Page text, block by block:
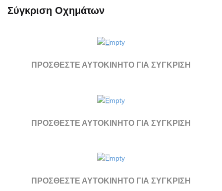
Σύγκριση Οχημάτων
ΠΡΟΣΘΕΣΤΕ ΑΥΤΟΚΙΝΗΤΟ ΓΙΑ ΣΥΓΚΡΙΣΗ
ΠΡΟΣΘΕΣΤΕ ΑΥΤΟΚΙΝΗΤΟ ΓΙΑ ΣΥΓΚΡΙΣΗ
ΠΡΟΣΘΕΣΤΕ ΑΥΤΟΚΙΝΗΤΟ ΓΙΑ ΣΥΓΚΡΙΣΗ